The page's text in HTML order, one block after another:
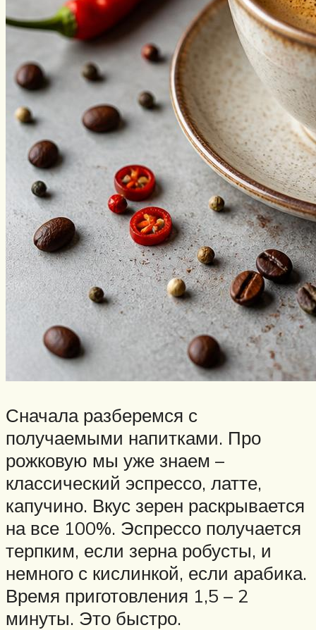
Сначала разберемся с
получаемыми напитками. Про
рожковую мы уже знаем –
классический эспрессо, латте,
капучино. Вкус зерен раскрывается
на все 100%. Эспрессо получается
терпким, если зерна робусты, и
немного с кислинкой, если арабика.
Время приготовления 1,5 – 2
минуты. Это быстро.